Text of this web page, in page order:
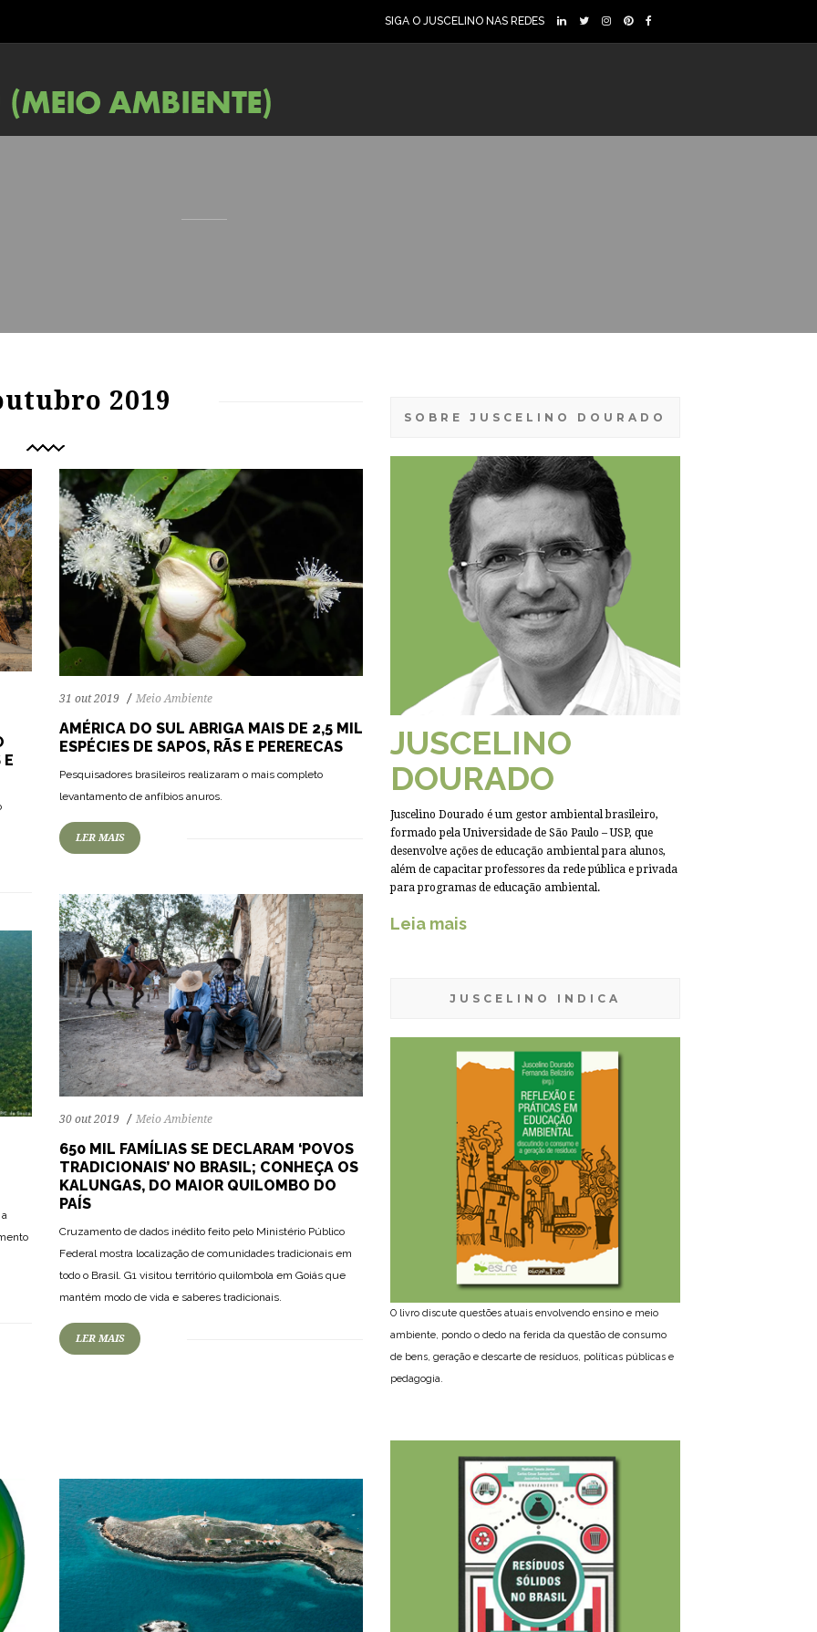
SIGA O JUSCELINO NAS REDES
2019
E
31 out 2019 Meio Ambiente
AMÉRICA DO SUL ABRIGA MAIS DE 2,5 MIL
ESPÉCIES DE SAPOS, RÃS E PERERECAS
Pesquisadores brasileiros realizaram o mais completo
levantamento de anfíbios anuros.
LER MAIS
30 out 2019 Meio Ambiente
650 MIL FAMÍLIAS SE DECLARAM ‘POVOS
TRADICIONAIS’ NO BRASIL; CONHEÇA OS
KALUNGAS, DO MAIOR QUILOMBO DO
PAÍS
Cruzamento de dados inédito feito pelo Ministério Público
Federal mostra localização de comunidades tradicionais em
todo o Brasil. G1 visitou território quilombola em Goiás que
mantém modo de vida e saberes tradicionais.
LER MAIS
SOBRE JUSCELINO DOURADO
JUSCELINO
DOURADO
Juscelino Dourado é um gestor ambiental brasileiro,
formado pela Universidade de São Paulo – USP, que
desenvolve ações de educação ambiental para alunos,
além de capacitar professores da rede pública e privada
para programas de educação ambiental.
Leia mais
JUSCELINO INDICA
O livro discute questões atuais envolvendo ensino e meio
ambiente, pondo o dedo na ferida da questão de consumo
de bens, geração e descarte de resíduos, políticas públicas e
pedagogia.